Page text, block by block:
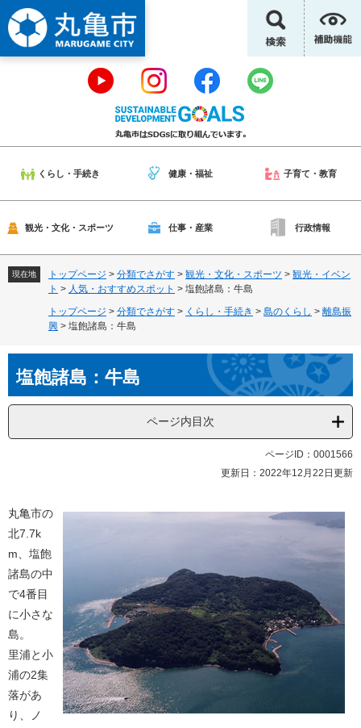
ー
ジ
の
。
ニ
ュ
ー
て
くらし・手続き 健康・福祉 子育て・教育
観光・文化・スポーツ 仕事・産業 行政情報
現在地 トップページ > 分類でさがす > 観光・文化・スポーツ > 観光・イベン
ト > 人気・おすすめスポット > 塩飽諸島：牛島
トップページ > 分類でさがす > くらし・手続き > 島のくらし > 離島振
興 > 塩飽諸島：牛島
文塩飽諸島：牛島
ページ内目次
ページID：0001566
更新日：2022年12月22日更新
丸亀市の
北7.7k
m、塩飽
諸島の中
で4番目
に小さな
島。
里浦と小
浦の2集
落があ
り、ノ